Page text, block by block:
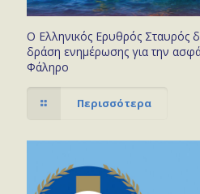
Ο Ελληνικός Ερυθρός Σταυρός
δράση ενημέρωσης για την
Φάληρο
Περισσότερα